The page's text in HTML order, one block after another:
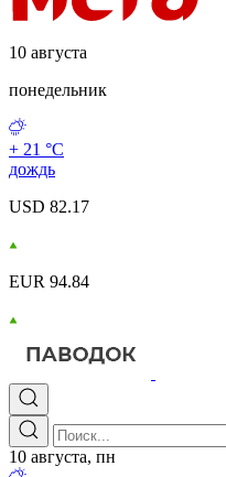
10 августа
понедельник
+ 21 °С
дождь
USD 82.17
EUR 94.84
10 августа, пн